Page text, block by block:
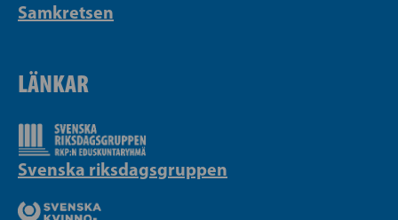
Samkretsen
LÄNKAR
Svenska riksdagsgruppen